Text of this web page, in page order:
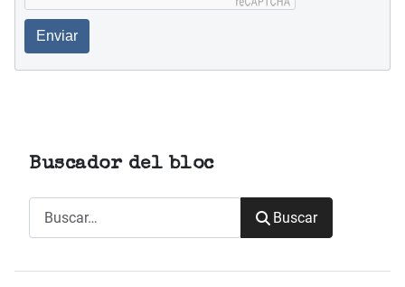
Enviar
Buscador del bloc
Buscar